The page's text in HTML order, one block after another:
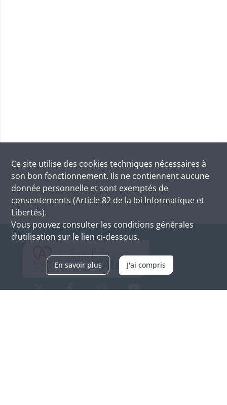
Ce site utilise des cookies techniques nécessaires à
son bon fonctionnement. Ils ne contiennent aucune
donnée personnelle et sont exemptés de
consentements (Article 82 de la loi Informatique et
Libertés).
Vous pouvez consulter les conditions générales
d’utilisation sur le lien ci-dessous.
En savoir plus J'ai compris